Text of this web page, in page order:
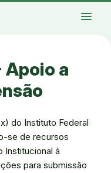
menu
a
do Instituto Federal
se de recursos
Institucional à
para submissão